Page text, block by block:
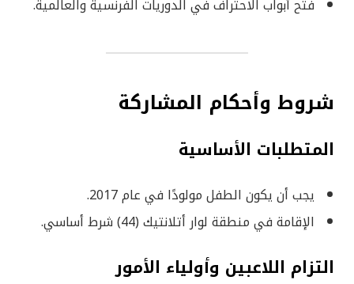
فتح أبواب الاحتراف في الدوريات الفرنسية والعالمية.
شروط وأحكام المشاركة
المتطلبات الأساسية
يجب أن يكون الطفل مولودًا في عام 2017.
الإقامة في منطقة لوار أتلانتيك (44) شرط أساسي.
التزام اللاعبين وأولياء الأمور